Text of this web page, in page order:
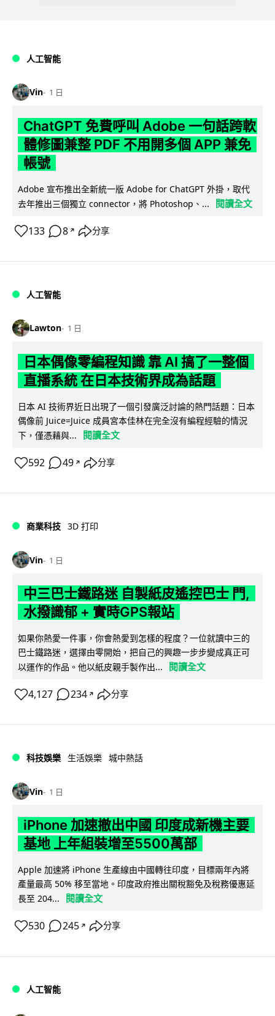
人工智能
Vin 1 日
ChatGPT 免費呼叫 Adobe 一句話跨軟
體修圖兼整 PDF 不用開多個 APP 兼免
帳號
Adobe 宣布推出全新統一版 Adobe for ChatGPT 外掛，取代
去年推出三個獨立 connector，將 Photoshop、...
閱讀全文
133 8 ↗ 分享
人工智能
Lawton 1 日
日本偶像零編程知識 靠 AI 搞了一整個
直播系統 在日本技術界成為話題
日本 AI 技術界近日出現了一個引發廣泛討論的熱門話題：日本
偶像前 Juice=Juice 成員宮本佳林在完全沒有編程經驗的情況
下，僅憑藉與...
閱讀全文
592 49 ↗ 分享
商業科技 3D 打印
Vin 1 日
中三巴士鐵路迷 自製紙皮遙控巴士 門,
水撥識郁 + 實時GPS報站
如果你熱愛一件事，你會熱愛到怎樣的程度？一位就讀中三的
巴士鐵路迷，選擇由零開始，把自己的興趣一步步變成真正可
以運作的作品。他以紙皮親手製作出...
閱讀全文
4,127 234 ↗ 分享
科技娛樂 生活娛樂 城中熱話
Vin 1 日
iPhone 加速撤出中國 印度成新機主要
基地 上年組裝增至5500萬部
Apple 加速將 iPhone 生產線由中國轉往印度，目標兩年內將
產量最高 50% 移至當地。印度政府推出關稅豁免及稅務優惠延
長至 204...
閱讀全文
530 245 ↗ 分享
人工智能